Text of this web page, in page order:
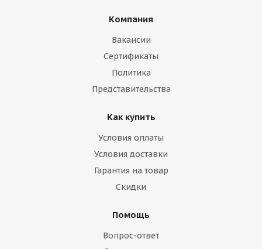
Компания
Вакансии
Сертификаты
Политика
Представительства
Как купить
Условия оплаты
Условия доставки
Гарантия на товар
Скидки
Помощь
Вопрос-ответ